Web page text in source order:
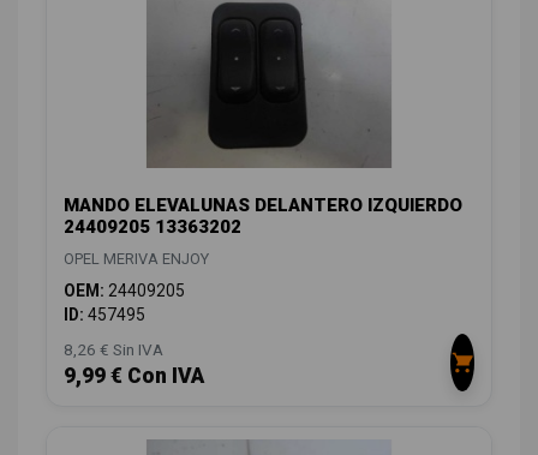
MANDO ELEVALUNAS DELANTERO IZQUIERDO
24409205 13363202
OPEL MERIVA ENJOY
OEM: 24409205
ID: 457495
8,26 € Sin IVA
9,99 € Con IVA